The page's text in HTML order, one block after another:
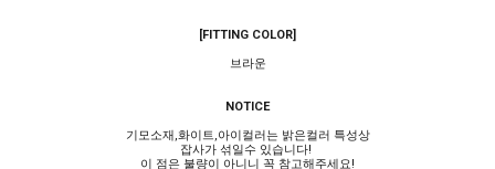
[FITTING COLOR]
브라운
NOTICE
기모소재,화이트,아이컬러는 밝은컬러 특성상
잡사가 섞일수 있습니다!
이 점은 불량이 아니니 꼭 참고해주세요!